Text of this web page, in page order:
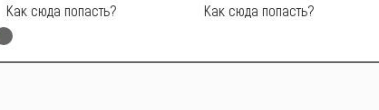
Как сюда попасть? Как сюда попасть?